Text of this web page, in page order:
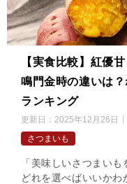
【実食比較】紅優
鳴門金時の違いは
ランキング
更新日： 2025年12月26日
さつまいも
「美味しいさつまい
どれを選べばいいか